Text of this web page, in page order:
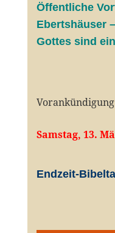
Öffentliche V
Ebertshäuser
Gottes sind
Vorankündigung
Samstag, 13.
Endzeit-